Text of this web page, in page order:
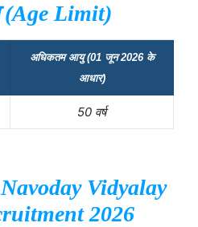
(Age Limit)
अधिकतम आयु (01 जून 2026 के
आधार)
50 वर्ष
NavodayVidyalay
2026